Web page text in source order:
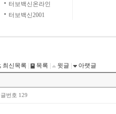
터보백신온라인
터보백신2001
최신목록 목록 윗글 아랫글
글번호 129